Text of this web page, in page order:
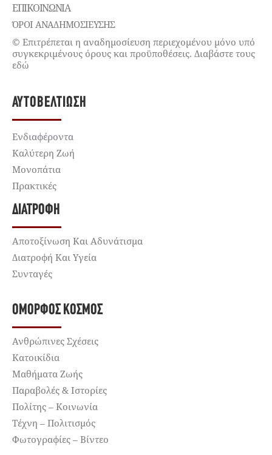
ΕΠΙΚΟΙΝΩΝΊΑ
ΌΡΟΙ ΑΝΑΔΗΜΟΣΙΕΥΣΗΣ
© Επιτρέπεται η αναδημοσίευση περιεχομένου μόνο υπό
συγκεκριμένους όρους και προϋποθέσεις. Διαβάστε τους
εδώ
ΑΥΤΟΒΕΛΤΊΩΣΗ
Ενδιαφέροντα
Καλύτερη Ζωή
Μονοπάτια
Πρακτικές
ΔΙΑΤΡΟΦΉ
Αποτοξίνωση Και Αδυνάτισμα
Διατροφή Και Υγεία
Συνταγές
ΌΜΟΡΦΟΣ ΚΌΣΜΟΣ
Ανθρώπινες Σχέσεις
Κατοικίδια
Μαθήματα Ζωής
Παραβολές & Ιστορίες
Πολίτης – Κοινωνία
Τέχνη – Πολιτισμός
Φωτογραφίες – Βίντεο